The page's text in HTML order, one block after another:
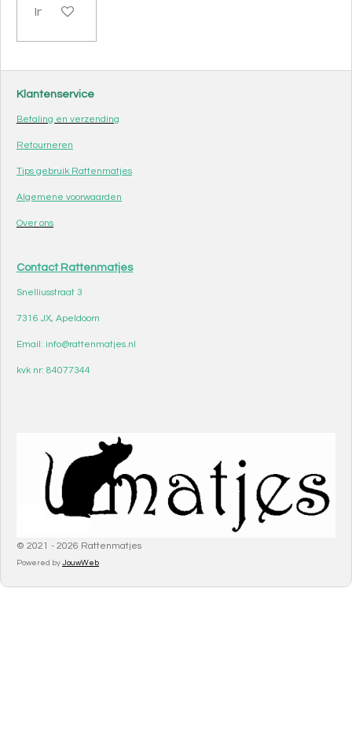
In winkelwagen
Klantenservice
Betaling en verzending
Retourneren
Tips gebruik Rattenmatjes
Algemene voorwaarden
Over ons
Contact Rattenmatjes
Snelliusstraat 3
7316 JX, Apeldoorn
Email: info@rattenmatjes.nl
kvk nr: 84077344
© 2021 - 2026 Rattenmatjes
Powered by JouwWeb